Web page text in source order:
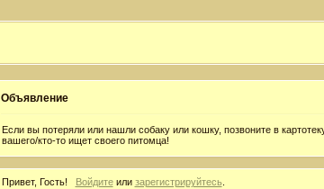
Объявление
Если вы потеряли или нашли собаку или кошку, позвоните в
вашего/кто-то ищет своего питомца!
Привет, Гость! Войдитеили зарегистрируйтесь